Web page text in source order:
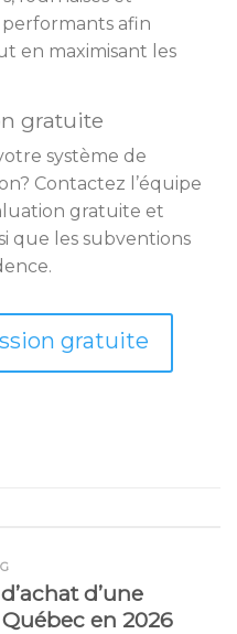
afin
en maximisant les
gratuite
système de
Contactez l’équipe
gratuite et
que les subventions
gratuite
d’une
en 2026